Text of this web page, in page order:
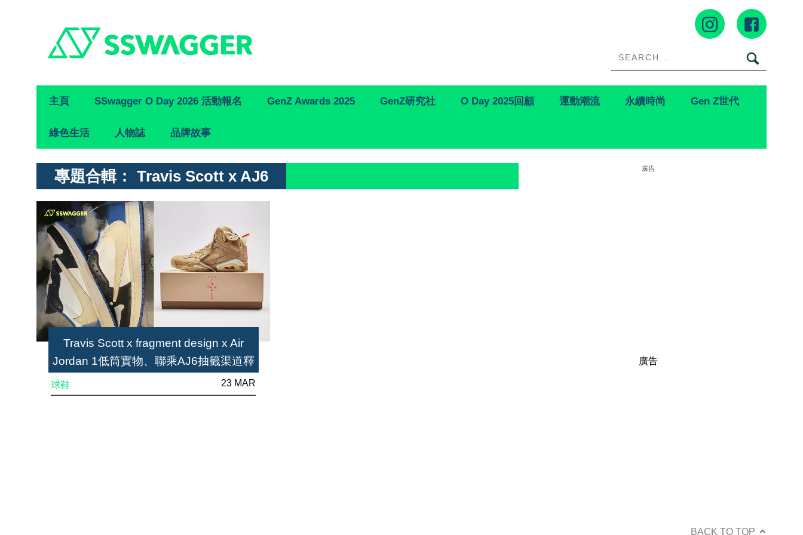
Primary
Navigation
主頁 SSwagger O Day 2026 活動報名 GenZ Awards 2025 GenZ研究社 O Day 2025回顧 運動潮流 永續時尚 Gen Z世代
綠色生活 人物誌 品牌故事
專題合輯： Travis Scott x AJ6
Travis Scott x fragment design x Air
Jordan 1低筒實物、聯乘AJ6抽籤渠道釋
球鞋 23 MAR
廣告
廣告
BACK TO TOP